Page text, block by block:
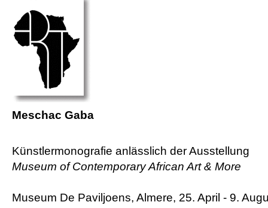
Meschac Gaba
Künstlermonografie anlässlich der Ausstellung
Museum of Contemporary African Art & More
Museum De Paviljoens, Almere, 25. April - 9.